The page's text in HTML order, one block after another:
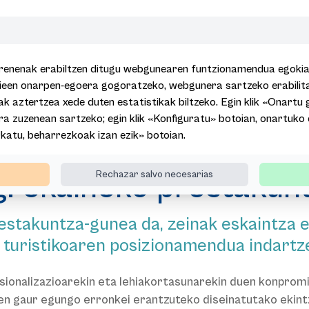
Basquetour Learning: ekaineko prestakuntza berriak
ekaineko
gunea da, zeinak
posizionamendua
eta lehiakortasunarekin duen
gaur egungo erronkei erantzuteko diseinatutako
erabiltzen ditugu webgunearen funtzionamendua
onarpen-egoera gogoratzeko, webgunera sartzeko
aztertzea xede duten estatistikak biltzeko. Egin klik «Onartu
zuzenean sartzeko; egin klik «Konfiguratu» botoian,
beharrezkoak izan ezik» botoian.
Rechazar salvo necesarias